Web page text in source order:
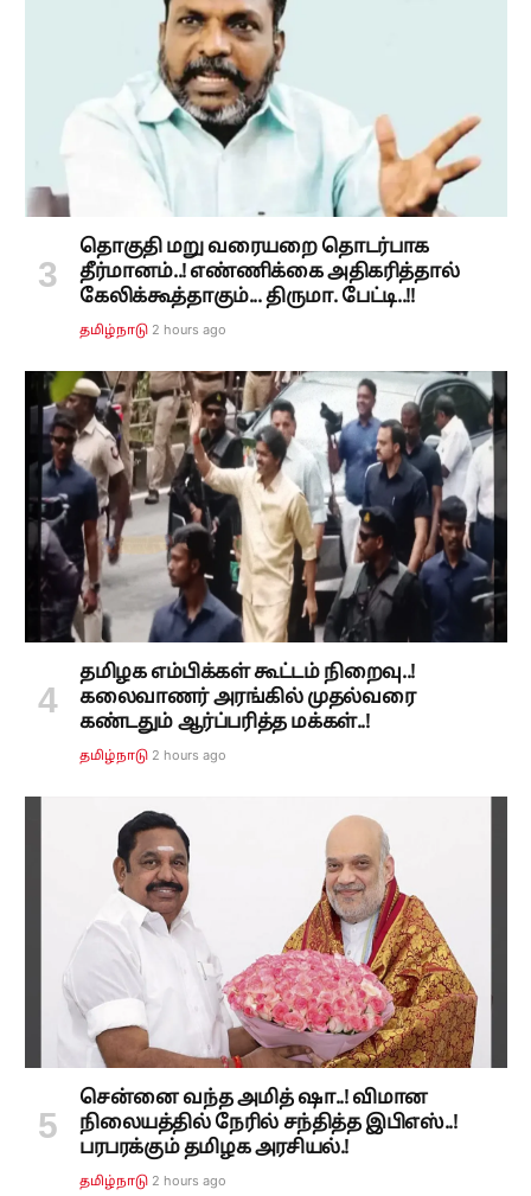
தொகுதி மறு வரையறை தொடர்பாக
தீர்மானம்..! எண்ணிக்கை அதிகரித்தால்
கேலிக்கூத்தாகும்... திருமா. பேட்டி..!!
தமிழ்நாடு 2 hours ago
தமிழக எம்பிக்கள் கூட்டம் நிறைவு..!
கலைவாணர் அரங்கில் முதல்வரை
கண்டதும் ஆர்ப்பரித்த மக்கள்..!
தமிழ்நாடு 2 hours ago
சென்னை வந்த அமித் ஷா..! விமான
நிலையத்தில் நேரில் சந்தித்த இபிஎஸ்..!
பரபரக்கும் தமிழக அரசியல்.!
தமிழ்நாடு 2 hours ago